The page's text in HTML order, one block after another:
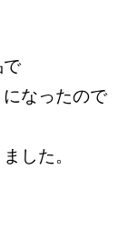
で
なったので
した。